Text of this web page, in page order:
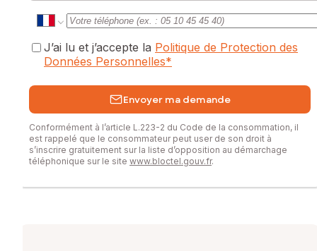
J’ai lu et j’accepte la Politique de Protection des
Données Personnelles*
Envoyer ma demande
Conformément à l’article L.223-2 du Code de la consommation, il
est rappelé que le consommateur peut user de son droit à
s’inscrire gratuitement sur la liste d’opposition au démarchage
téléphonique sur le site www.bloctel.gouv.fr.